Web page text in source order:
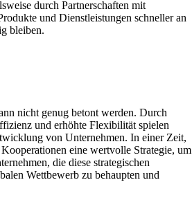
durch Partnerschaften mit
und Dienstleistungen schneller an
bleiben.
nicht genug betont werden. Durch
und erhöhte Flexibilität spielen
von Unternehmen. In einer Zeit,
eine wertvolle Strategie, um
die diese strategischen
Wettbewerb zu behaupten und